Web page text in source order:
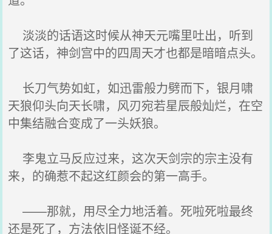
淡淡的话语这时候从神天元嘴里吐出，听到
了这话，神剑宫中的四周天才也都是暗暗点头。
长刀气势如虹，如迅雷般力劈而下，银月啸
天狼仰头向天长啸，风刃宛若星辰般灿烂，在空
中集结融合变成了一头妖狼。
李鬼立马反应过来，这次天剑宗的宗主没有
来，的确惹不起这红颜会的第一高手。
——那就，用尽全力地活着。死啦死啦最终
还是死了，方法依旧怪诞不经。